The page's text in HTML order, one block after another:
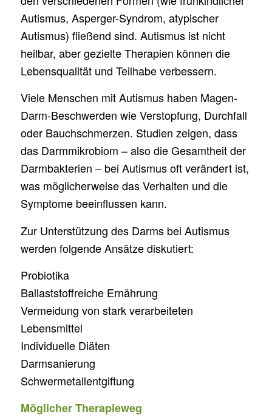
Autismus, Asperger-Syndrom, atypischer
Autismus) fließend sind. Autismus ist nicht
heilbar, aber gezielte Therapien können die
Lebensqualität und Teilhabe verbessern.
Viele Menschen mit Autismus haben Magen-
Darm-Beschwerden wie Verstopfung, Durchfall
oder Bauchschmerzen. Studien zeigen, dass
das Darmmikrobiom – also die Gesamtheit der
Darmbakterien – bei Autismus oft verändert ist,
was möglicherweise das Verhalten und die
Symptome beeinflussen kann.
Zur Unterstützung des Darms bei Autismus
werden folgende Ansätze diskutiert:
Probiotika
Ballaststoffreiche Ernährung
Vermeidung von stark verarbeiteten
Lebensmittel
Individuelle Diäten
Darmsanierung
Schwermetallentgiftung
Möglicher Therapieweg